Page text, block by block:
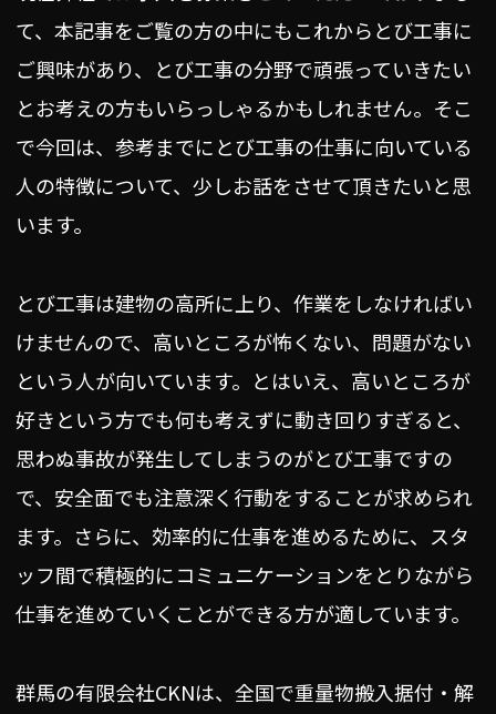
て、本記事をご覧の方の中にもこれからとび工事に
ご興味があり、とび工事の分野で頑張っていきたい
とお考えの方もいらっしゃるかもしれません。そこ
で今回は、参考までにとび工事の仕事に向いている
人の特徴について、少しお話をさせて頂きたいと思
います。
とび工事は建物の高所に上り、作業をしなければい
けませんので、高いところが怖くない、問題がない
という人が向いています。とはいえ、高いところが
好きという方でも何も考えずに動き回りすぎると、
思わぬ事故が発生してしまうのがとび工事ですの
で、安全面でも注意深く行動をすることが求められ
ます。さらに、効率的に仕事を進めるために、スタ
ッフ間で積極的にコミュニケーションをとりながら
仕事を進めていくことができる方が適しています。
群馬の有限会社CKNは、全国で重量物搬入据付・解